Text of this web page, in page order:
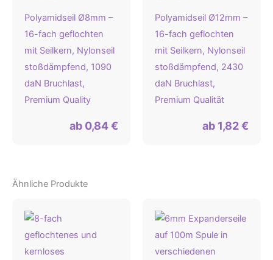
Polyamidseil Ø8mm –
16-fach geflochten
mit Seilkern, Nylonseil
stoßdämpfend, 1090
daN Bruchlast,
Premium Quality
ab 0,84€
Polyamidseil Ø12mm –
16-fach geflochten
mit Seilkern, Nylonseil
stoßdämpfend, 2430
daN Bruchlast,
Premium Qualität
ab 1,82€
Ähnliche Produkte